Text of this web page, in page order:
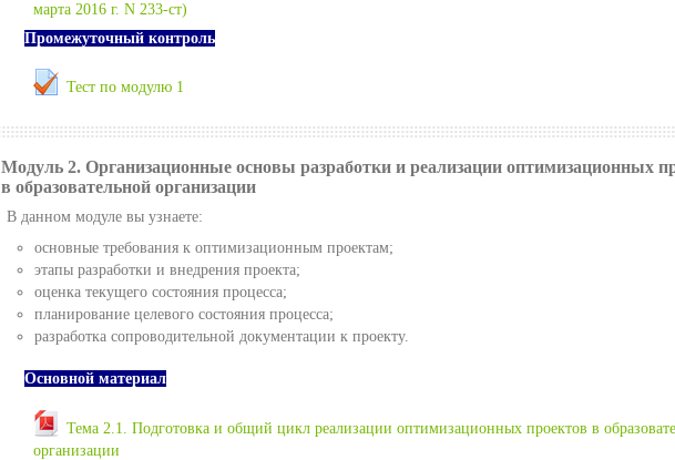
марта 2016 г. N 233-ст)
Промежуточный контроль
Тест по модулю 1
Модуль 2. Организационные основы разработки и реализации оптимизационных
в образовательной организации
В данном модуле вы узнаете:
основные требования к оптимизационным проектам;
этапы разработки и внедрения проекта;
оценка текущего состояния процесса;
планирование целевого состояния процесса;
разработка сопроводительной документации к проекту.
Основной материал
Тема 2.1. Подготовка и общий цикл реализации оптимизационных проектов в
организации